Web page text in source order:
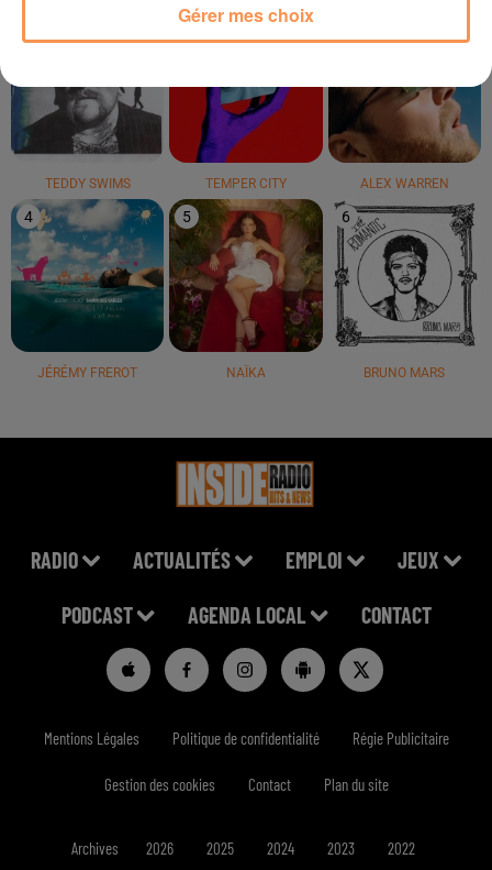
TEDDY SWIMS
2
TEMPER CITY ALEX WARREN
4
JÉRÉMY FREROT
5
NAÏKA
6
BRUNO MARS
RADIO ACTUALITÉS EMPLOI JEUX
PODCAST AGENDA LOCAL CONTACT
Mentions Légales Politique de confidentialité Régie Publicitaire
Gestion des cookies Contact Plan du site
Archives 2026 2025 2024 2023 2022
Gérer mes choix